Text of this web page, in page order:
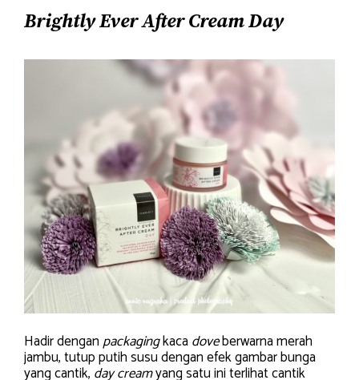
Brightly Ever After Cream Day
Hadir denganpackagingkaca doveberwarna merah
jambu, tutup putih susu dengan efek gambar bunga
yang cantik, day creamyang satu ini terlihat cantik